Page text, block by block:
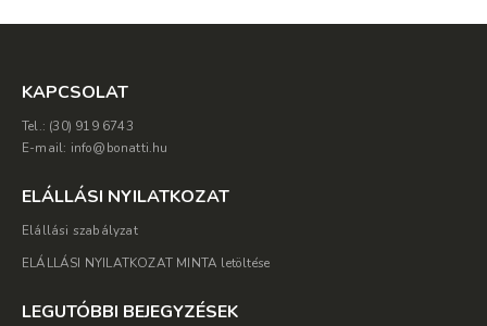
KAPCSOLAT
Tel.: (30) 919 6743
E-mail: info@bonatti.hu
ELÁLLÁSI NYILATKOZAT
Elállási szabályzat
ELÁLLÁSI NYILATKOZAT MINTA letöltése
LEGUTÓBBI BEJEGYZÉSEK